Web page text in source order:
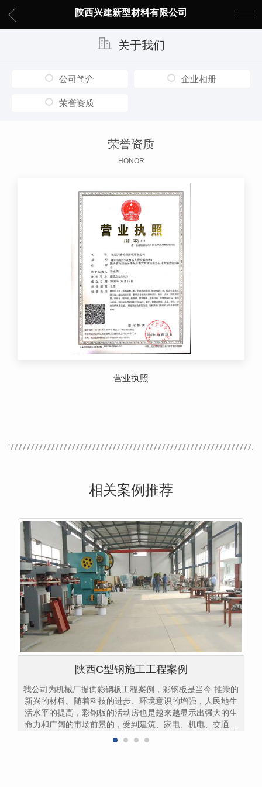
陕西兴建新型材料有限公司
关于我们
公司简介 企业相册
荣誉资质
荣誉资质
HONOR
营业执照
相关案例推荐
陕西C型钢施工工程案例
我公司为机械厂提供彩钢板工程案例，彩钢板是当今 推崇的
新兴的材料。随着科技的进步、环境意识的增强，人民地生
活水平的提高，彩钢板的活动房也是越来越显示出强大的生
命力和广阔的市场前景的，受到建筑、家电、机电、交通运
输、室内装饰、办公器具以及其它的行业的青睐。